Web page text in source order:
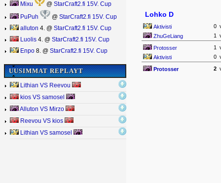
Mixu @ StarCraft2.fi 15V. Cup
PuPuh @ StarCraft2.fi 15V. Cup
alluton 4. @ StarCraft2.fi 15V. Cup
Luolis 4. @ StarCraft2.fi 15V. Cup
Enpo 8. @ StarCraft2.fi 15V. Cup
UUSIMMAT REPLAYT
Lithian VS Reevou
kios VS samosel
Alluton VS Mirzo
Reevou VS kios
Lithian VS samosel
Lohko D
Aktivisti 0
ZhuGeLiang
1
Protosser 1
Aktivisti
0
Protosser 2